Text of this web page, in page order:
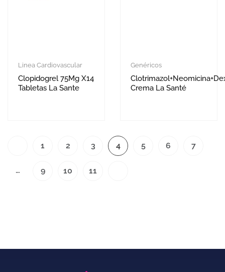
Linea Cardiovascular
Clopidogrel 75Mg X14
Tabletas La Sante
Genéricos
Crema La Santé
1 2 3 4 5 6 7
… 9 10 11